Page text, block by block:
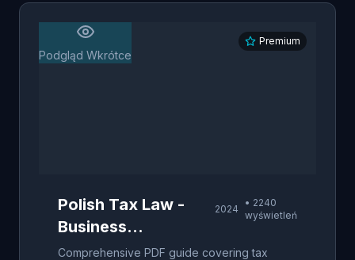
Podgląd Wkrótce
Premium
Polish Tax Law -
Business
Compliance Guide
2024
• 2240
wyświetleń
Comprehensive PDF guide covering tax